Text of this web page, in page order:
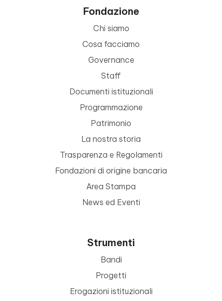
Fondazione
Chi siamo
Cosa facciamo
Governance
Staff
Documenti istituzionali
Programmazione
Patrimonio
La nostra storia
Trasparenza e Regolamenti
Fondazioni di origine bancaria
Area Stampa
News ed Eventi
Strumenti
Bandi
Progetti
Erogazioni istituzionali